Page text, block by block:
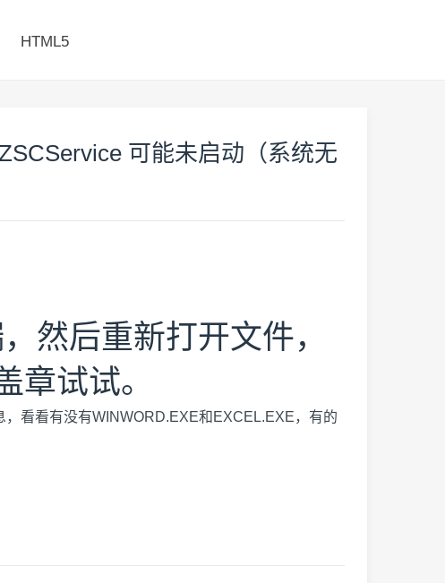
HTML5
可能未启动（系统无
然后重新打开文件，
试试。
看看有没有WINWORD.EXE和EXCEL.EXE，有的